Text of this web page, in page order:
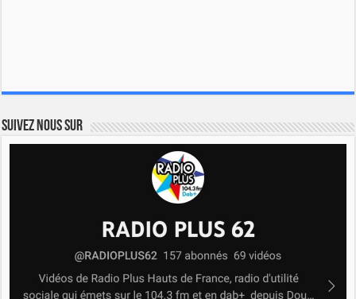
Suivez nous sur